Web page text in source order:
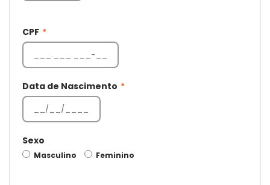
CPF *
Data de Nascimento *
Sexo
Masculino Feminino